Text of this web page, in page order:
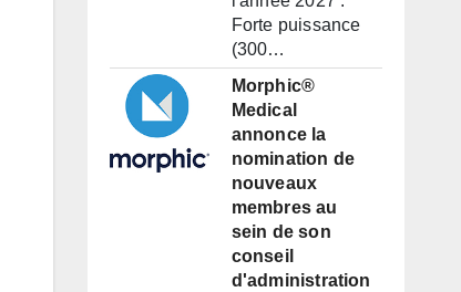
Forte puissance
(300…
Morphic®
Medical
annonce la
nomination de
nouveaux
membres au
sein de son
conseil
d'administration